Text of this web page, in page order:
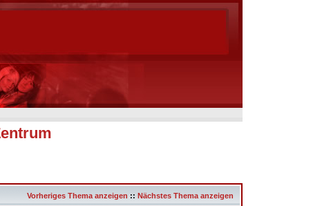
Vorheriges Thema anzeigen :: Nächstes Thema anzeigen